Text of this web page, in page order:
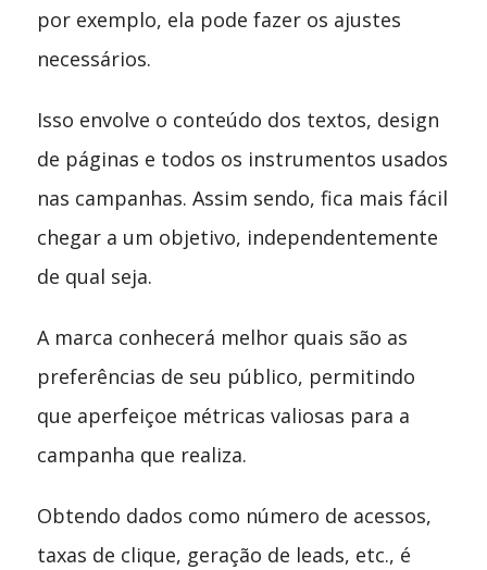
por exemplo, ela pode fazer os ajustes
necessários.
Isso envolve o conteúdo dos textos, design
de páginas e todos os instrumentos usados
nas campanhas. Assim sendo, fica mais fácil
chegar a um objetivo, independentemente
de qual seja.
A marca conhecerá melhor quais são as
preferências de seu público, permitindo
que aperfeiçoe métricas valiosas para a
campanha que realiza.
Obtendo dados como número de acessos,
taxas de clique, geração de leads, etc., é